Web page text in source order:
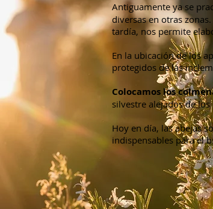
Antiguamente ya se
diversas en otras
tardía, nos permite
En la ubicación de los
protegidos de las
Colocamos los
silvestre alejados de
Hoy en día, las abejas
indispensables para el